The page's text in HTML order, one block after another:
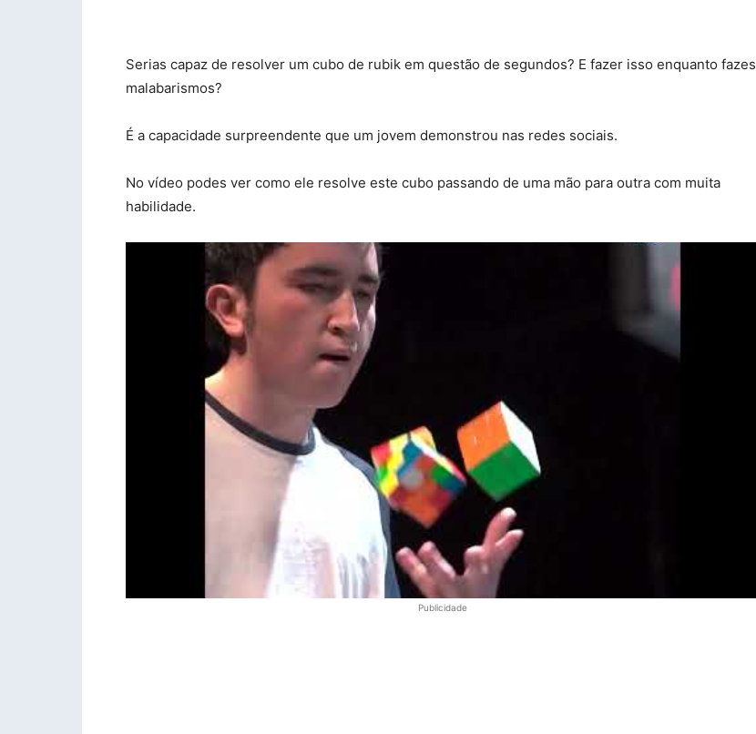
Serias capaz de resolver um cubo de rubik em questão de segundos? E fazer isso enquanto fazes
malabarismos?
É a capacidade surpreendente que um jovem demonstrou nas redes sociais.
No vídeo podes ver como ele resolve este cubo passando de uma mão para outra com muita
habilidade.
Publicidade